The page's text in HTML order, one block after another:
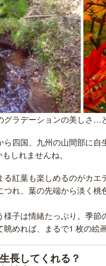
グラデーションの美しさ…
ら四国、九州の山間部に
しれませんね。
紅葉も楽しめるのがカエ
れ、葉の先端から淡く
子は情緒たっぷり。季
めれば、まるで1 枚の絵
長してくれる？